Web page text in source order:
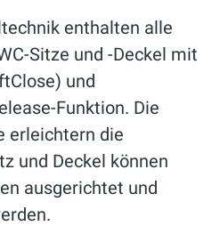
enthalten alle
Sitze und -Deckel mit
und
Funktion. Die
erleichtern die
und Deckel können
ausgerichtet und